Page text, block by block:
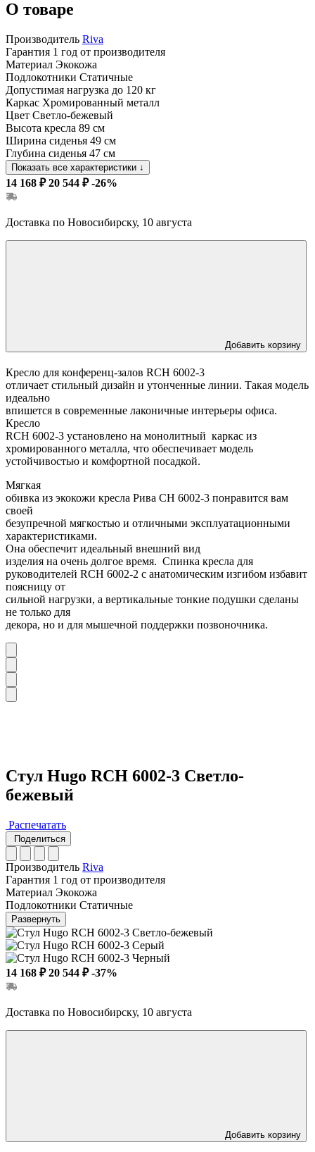
О товаре
Производитель Riva
Гарантия 1 год от производителя
Материал Экокожа
Подлокотники Статичные
Допустимая нагрузка до 120 кг
Каркас Хромированный металл
Цвет Светло-бежевый
Высота кресла 89 см
Ширина сиденья 49 см
Глубина сиденья 47 см
Показать все характеристики ↓
14 168 ₽ 20 544 ₽ -26%
Доставка по Новосибирску, 10 августа
Добавить корзину
Кресло для конференц-залов RCH 6002-3
отличает стильный дизайн и утонченные линии. Такая модель
идеально
впишется в современные лаконичные интерьеры офиса.
Кресло
RCH 6002-3 установлено на монолитный каркас из
хромированного металла, что обеспечивает модель
устойчивостью и комфортной посадкой.
Мягкая
обивка из экокожи кресла Рива CH 6002-3 понравится вам
своей
безупречной мягкостью и отличными эксплуатационными
характеристиками.
Она обеспечит идеальный внешний вид
изделия на очень долгое время. Спинка кресла для
руководителей RCH 6002-2 с анатомическим изгибом избавит
поясницу от
сильной нагрузки, а вертикальные тонкие подушки сделаны
не только для
декора, но и для мышечной поддержки позвоночника.
Стул Hugo RCH 6002-3 Светло-
бежевый
Распечатать
Поделиться
Производитель Riva
Гарантия 1 год от производителя
Материал Экокожа
Подлокотники Статичные
Развернуть
14 168 ₽ 20 544 ₽ -37%
Доставка по Новосибирску, 10 августа
Добавить корзину